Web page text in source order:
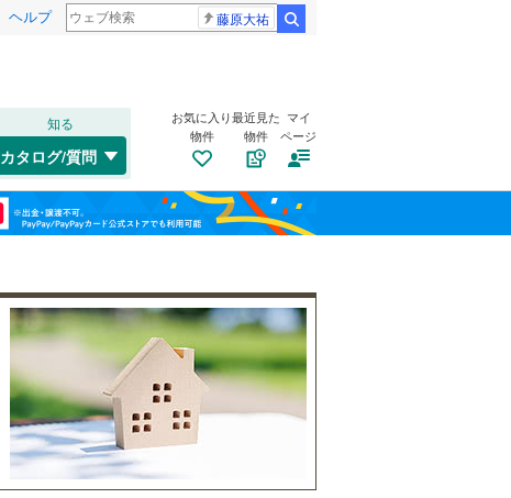
ヘルプ 藤原大祐
知る
カタログ/質問
お気に入り
物件
最近見た
物件
マイ
ページ
福島
和歌山
大宮区(19)
桜区(7)
川口市 (73)
所沢市(7 )
本庄市(0)
高崎線(102
武蔵野線(88
山形新幹線(32)
つくばエクスプレス(18
東武野田線(69)
トイレ２か所（32）
太陽光発電システム（7）
南道路（9